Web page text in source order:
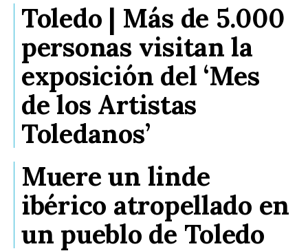
Toledo | Más de 5.000
personas visitan la
exposición del ‘Mes
de los Artistas
Toledanos’
Muere un linde
ibérico atropellado en
un pueblo de Toledo